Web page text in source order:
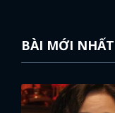
BÀI MỚI NHẤT